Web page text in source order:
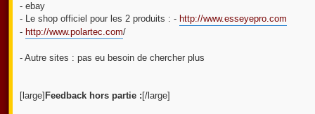
- ebay
- Le shop officiel pour les 2 produits : - http://www.esseyepro.com
- http://www.polartec.com/
- Autre sites : pas eu besoin de chercher plus
[large] Feedback hors partie : [/large]